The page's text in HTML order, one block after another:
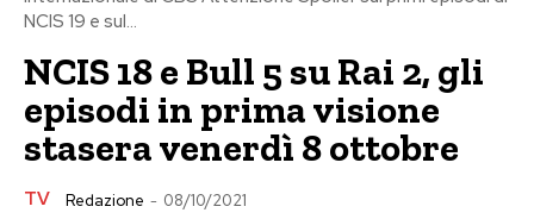
NCIS 19 e sul...
NCIS 18 e Bull 5 su Rai 2, gli
episodi in prima visione
stasera venerdì 8 ottobre
TV Redazione - 08/10/2021